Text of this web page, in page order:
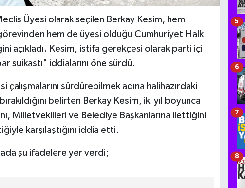
Üyesi olarak seçilen Berkay Kesim, hem
hem de üyesi olduğu Cumhuriyet Halk
açıkladı. Kesim, istifa gerekçesi olarak parti içi
suikastı" iddialarını öne sürdü.
çalışmalarını sürdürebilmek adına halihazırdaki
belirten Berkay Kesim, iki yıl boyunca
Milletvekilleri ve Belediye Başkanlarına ilettiğini
karşılaştığını iddia etti.
şu ifadelere yer verdi;
5
6
7
8